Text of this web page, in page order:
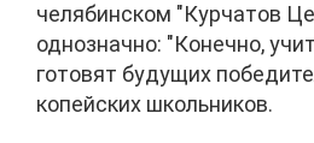
челябинском "Курчатов
однозначно: "Конечно,
готовят будущих
копейских школьников.